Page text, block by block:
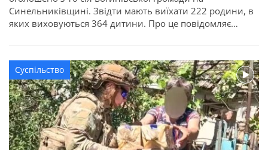
Синельниківщині. Звідти мають виїхати 222 родини, в
яких виховуються 364 дитини. Про це повідомляє
надзвичайники, правоохоронці та гуманітарні
організації. Людей вивозять за безпечними
маршрутами до транзитних центрів. Їх в області 5. Там
вони отримують фінансову, медичну, психологічну,
юридичну […]
Суспільство